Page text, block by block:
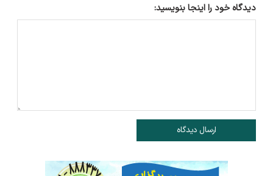
دیدگاه خود را اینجا بنویسید:
ارسال دیدگاه